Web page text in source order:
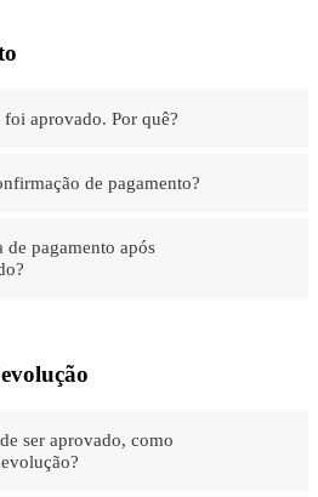
aprovado. Por quê?
de pagamento?
de pagamento após
ser aprovado, como